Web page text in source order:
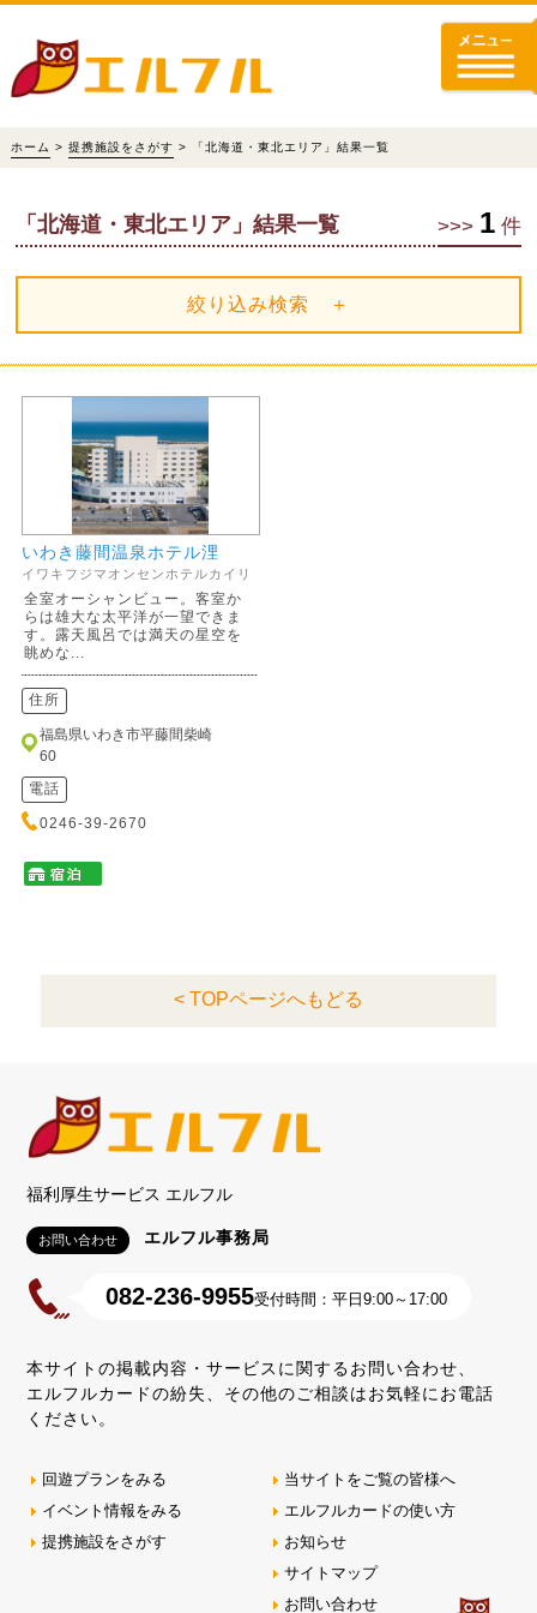
ホーム > 提携施設をさがす > 「北海道・東北エリア」結果一覧
>>> 1 件
「北海道・東北エリア」結果一覧
絞り込み検索 ＋
いわき藤間温泉ホテル浬
イワキフジマオンセンホテルカイリ
全室オーシャンビュー。客室か
らは雄大な太平洋が一望できま
す。露天風呂では満天の星空を
眺めな...
住所
福島県いわき市平藤間柴崎
60
電話
0246-39-2670
< TOPページへもどる
福利厚生サービス エルフル
お問い合わせ エルフル事務局
082-236-9955受付時間：平日9:00～17:00
本サイトの掲載内容・サービスに関するお問い合わせ、
エルフルカードの紛失、その他のご相談はお気軽にお電話
ください。
回遊プランをみる
イベント情報をみる
提携施設をさがす
当サイトをご覧の皆様へ
エルフルカードの使い方
お知らせ
サイトマップ
お問い合わせ